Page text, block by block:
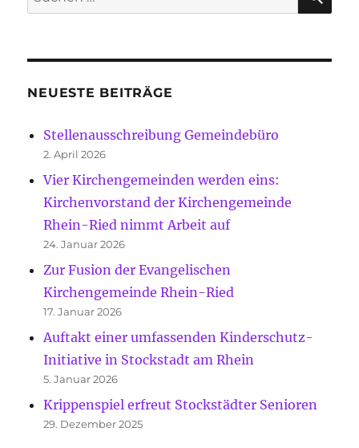
nach:
NEUESTE BEITRÄGE
Stellenausschreibung Gemeindebüro
2. April 2026
Vier Kirchengemeinden werden eins:
Kirchenvorstand der Kirchengemeinde
Rhein-Ried nimmt Arbeit auf
24. Januar 2026
Zur Fusion der Evangelischen
Kirchengemeinde Rhein-Ried
17. Januar 2026
Auftakt einer umfassenden Kinderschutz-
Initiative in Stockstadt am Rhein
5. Januar 2026
Krippenspiel erfreut Stockstädter Senioren
29. Dezember 2025